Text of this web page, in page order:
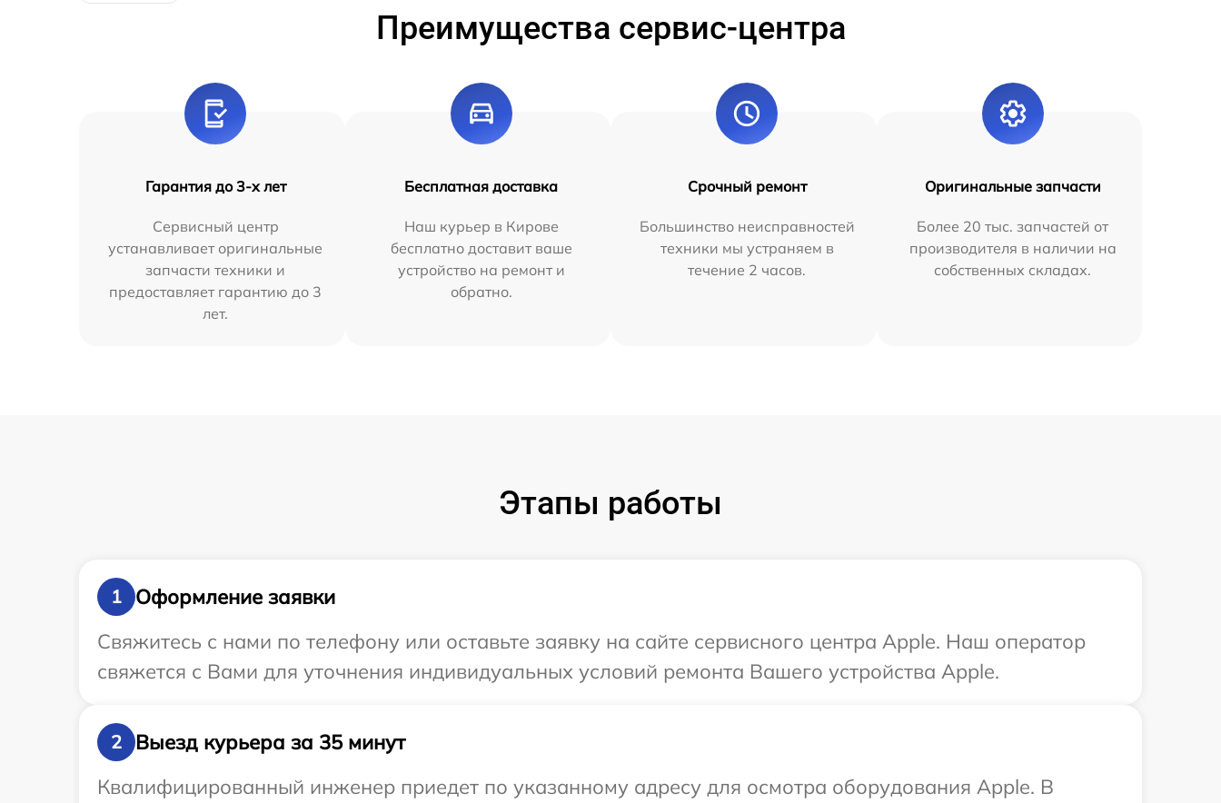
Преимущества сервис-центра
Гарантия до 3-х лет
Сервисный центр
устанавливает оригинальные
запчасти техники и
предоставляет гарантию до 3
лет.
Бесплатная доставка
Наш курьер в Кирове
бесплатно доставит ваше
устройство на ремонт и
обратно.
Срочный ремонт
Большинство неисправностей
техники мы устраняем в
течение 2 часов.
Оригинальные запчасти
Более 20 тыс. запчастей от
производителя в наличии на
собственных складах.
Этапы работы
1
Оформление заявки
Свяжитесь с нами по телефону или оставьте заявку на сайте сервисного центра Apple. Наш оператор
свяжется с Вами для уточнения индивидуальных условий ремонта Вашего устройства Apple.
2
Выезд курьера за 35 минут
Квалифицированный инженер приедет по указанному адресу для осмотра оборудования Apple. В